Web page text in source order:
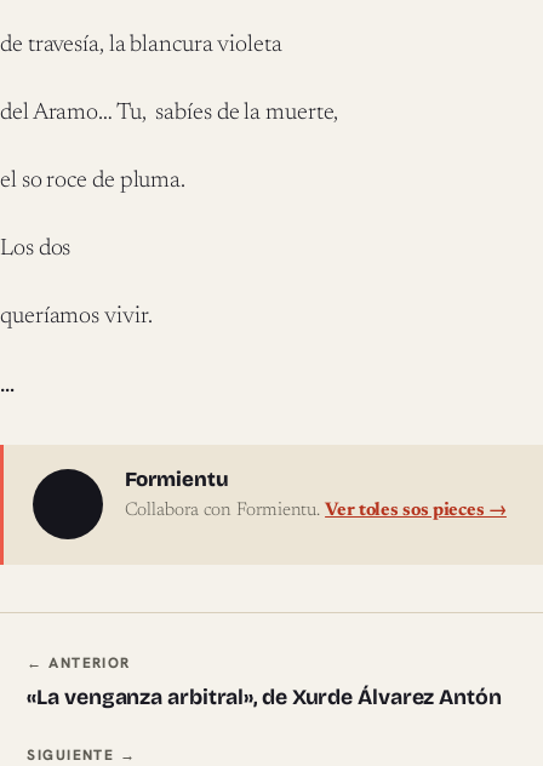
de travesía, la blancura violeta
del Aramo… Tu, sabíes de la muerte,
el so roce de pluma.
Los dos
queríamos vivir.
…
Sobre l'autor
Formientu
Collabora con Formientu. Ver toles sos pieces →
Navegación ente pieces
← ANTERIOR
«La venganza arbitral», de Xurde Álvarez Antón
SIGUIENTE →